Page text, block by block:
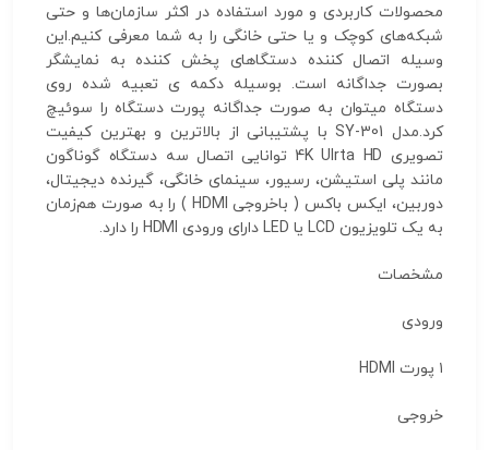
محصولات کاربردی و مورد استفاده در اکثر سازمان‌ها و حتی
شبکه‌های کوچک و یا حتی خانگی را به شما معرفی کنیم.این
وسیله اتصال کننده دستگاهای پخش کننده به نمایشگر
بصورت جداگانه است. بوسیله دکمه ی تعبیه شده روی
دستگاه میتوان به صورت جداگانه پورت دستگاه را سوئیچ
کرد.مدل SY-301 با پشتیبانی از بالاترین و بهترین کیفیت
تصویری 4K Ulrta HD توانایی اتصال سه دستگاه گوناگون
مانند پلی استیشن، رسیور، سینمای خانگی، گیرنده دیجیتال،
دوربین، ایکس باکس ( باخروجی HDMI ) را به صورت هم‌زمان
به یک تلویزیون LCD یا LED دارای ورودی HDMI را دارد.
مشخصات
ورودی
۱ پورت HDMI
خروجی